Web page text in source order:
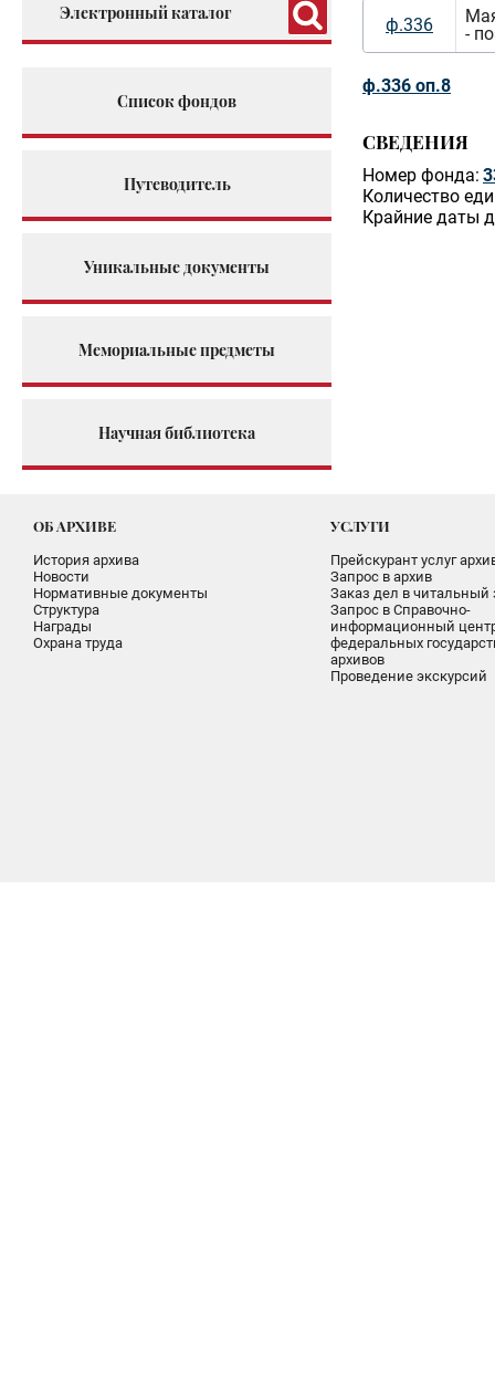
Электронный каталог
Список фондов
Путеводитель
Уникальные документы
Мемориальные предметы
Научная библиотека
ф.336
-
ф.336 оп.8
СВЕДЕНИЯ
Номер фонда:
Количество
Крайние даты
ОБ АРХИВЕ
История архива
Новости
Нормативные документы
Структура
Награды
Охрана труда
УСЛУГИ
Прейскурант услуг
Запрос в архив
Заказ дел в читальный
Запрос в Справочно-
информационный
федеральных
архивов
Проведение экскурсий